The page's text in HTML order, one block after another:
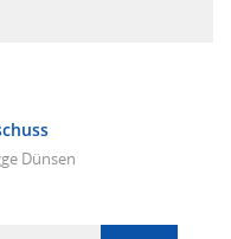
Dünsen